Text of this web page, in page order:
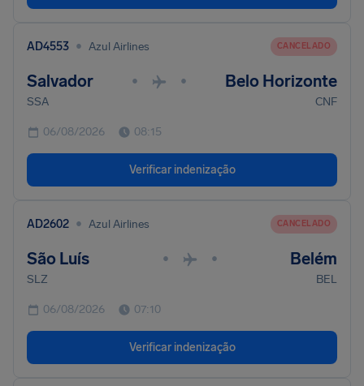
AD4553 • Azul Airlines CANCELADO
Salvador • • Belo Horizonte
SSA CNF
06/08/2026 08:15
Verificar indenização
AD2602 • Azul Airlines CANCELADO
São Luís • • Belém
SLZ BEL
06/08/2026 07:10
Verificar indenização